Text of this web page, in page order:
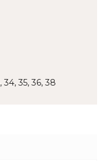
34, 35, 36, 38